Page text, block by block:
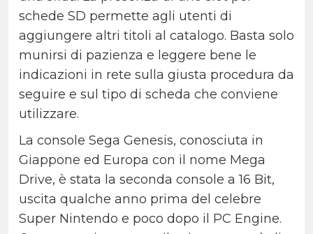
schede SD permette agli utenti di
aggiungere altri titoli al catalogo. Basta solo
munirsi di pazienza e leggere bene le
indicazioni in rete sulla giusta procedura da
seguire e sul tipo di scheda che conviene
utilizzare.
La console Sega Genesis, conosciuta in
Giappone ed Europa con il nome Mega
Drive, è stata la seconda console a 16 Bit,
uscita qualche anno prima del celebre
Super Nintendo e poco dopo il PC Engine.